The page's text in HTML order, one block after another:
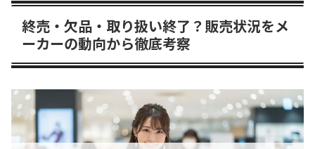
終売・欠品・取り扱い終了？販売状況をメ
ーカーの動向から徹底考察